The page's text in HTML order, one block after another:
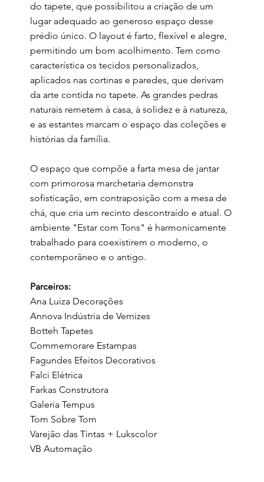
do tapete, que possibilitou a criação de um
lugar adequado ao generoso espaço desse
prédio único. O layout é farto, flexível e alegre,
permitindo um bom acolhimento. Tem como
característica os tecidos personalizados,
aplicados nas cortinas e paredes, que derivam
da arte contida no tapete. As grandes pedras
naturais remetem à casa, à solidez e à natureza,
e as estantes marcam o espaço das coleções e
histórias da família.
O espaço que compõe a farta mesa de jantar
com primorosa marchetaria demonstra
sofisticação, em contraposição com a mesa de
chá, que cria um recinto descontraído e atual. O
ambiente "Estar com Tons" é harmonicamente
trabalhado para coexistirem o moderno, o
contemporâneo e o antigo.
Parceiros:
Ana Luiza Decorações
Annova Indústria de Vernizes
Botteh Tapetes
Commemorare Estampas
Fagundes Efeitos Decorativos
Falci Elétrica
Farkas Construtora
Galeria Tempus
Tom Sobre Tom
Varejão das Tintas + Lukscolor
VB Automação